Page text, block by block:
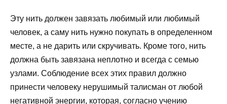
Эту нить должен завязать любимый или любимый
человек, а саму нить нужно покупать в определенном
месте, а не дарить или скручивать. Кроме того, нить
должна быть завязана неплотно и всегда с семью
узлами. Соблюдение всех этих правил должно
принести человеку нерушимый талисман от любой
негативной энергии, которая, согласно учению